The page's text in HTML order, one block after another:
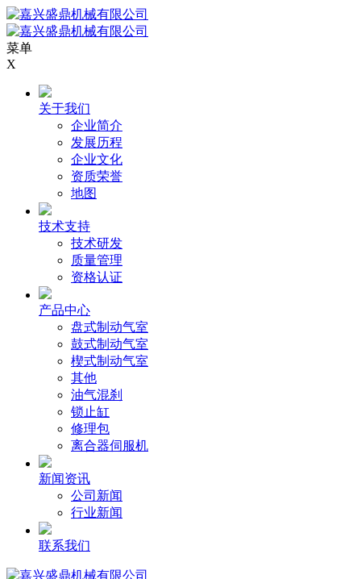
菜单
X
关于我们
企业简介
发展历程
企业文化
资质荣誉
地图
技术支持
技术研发
质量管理
资格认证
产品中心
盘式制动气室
鼓式制动气室
楔式制动气室
其他
油气混刹
锁止缸
修理包
离合器伺服机
新闻资讯
公司新闻
行业新闻
联系我们